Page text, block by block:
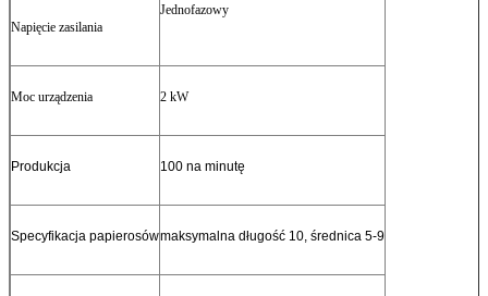
Napięcie zasilania
Jednofazowy
Moc urządzenia 2 kW
Produkcja 100 na minutę
Specyfikacja papierosówmaksymalna długość 10, średnica 5-9